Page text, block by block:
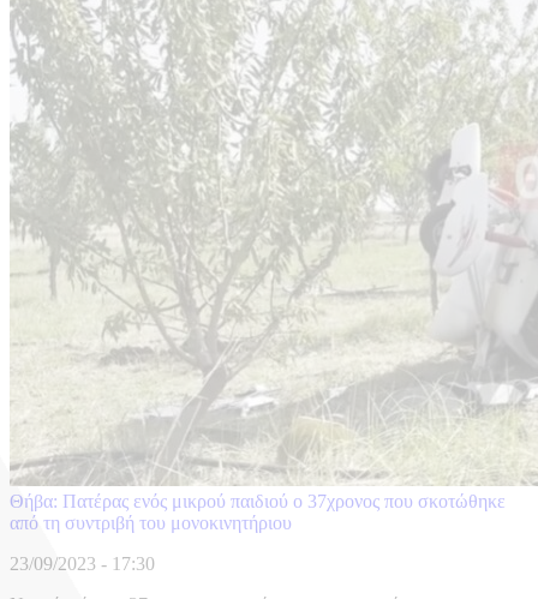
Θήβα: Πατέρας ενός μικρού παιδιού ο 37χρονος που σκοτώθηκε
από τη συντριβή του μονοκινητήριου
23/09/2023 - 17:30